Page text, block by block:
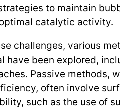
to maintain
catalytic activity.
challenges, various
have been explored,
Passive methods,
often involve
such as the use of